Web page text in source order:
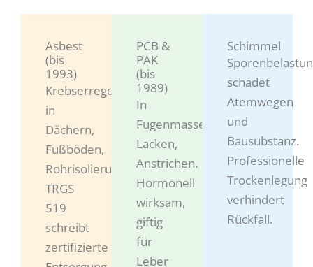
Asbest
(bis
1993)
Krebserregend,
in
Dächern,
Fußböden,
Rohrisolierungen.
TRGS
519
schreibt
zertifizierte
PCB &
PAK
(bis
1989)
In
Fugenmassen,
Lacken,
Anstrichen.
Hormonell
wirksam,
giftig
für
Leber
Schimmel
schadet
Atemwegen
und
Bausubstanz.
Professionelle
Trockenlegung
verhindert
Rückfall.